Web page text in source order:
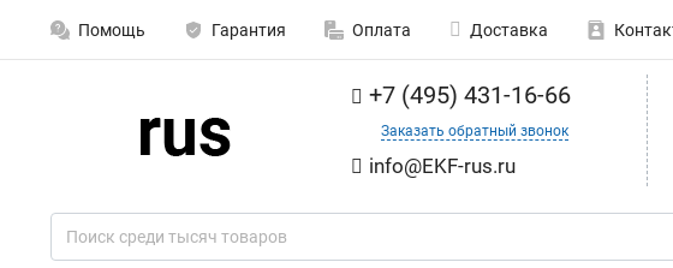
Помощь Гарантия Оплата Доставка
+7 (495) 431-16-66
Заказать обратный звонок
info@EKF-rus.ru